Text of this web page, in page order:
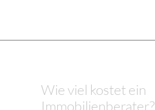
Wie viel kostet ein
Immobilienberater?